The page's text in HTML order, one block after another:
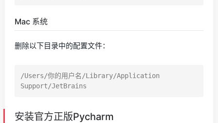
Mac 系统
删除以下目录中的配置文件：
/Users/你的用户名/Library/Application
安装官方正版Pycharm